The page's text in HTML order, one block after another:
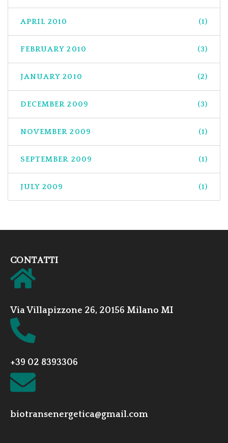
APRIL 2010 (1)
FEBRUARY 2010 (3)
JANUARY 2010 (2)
DECEMBER 2009 (3)
NOVEMBER 2009 (1)
SEPTEMBER 2009 (1)
JULY 2009 (1)
CONTATTI
Via Villapizzone 26, 20156 Milano MI
+39 02 8393306
biotransenergetica@gmail.com